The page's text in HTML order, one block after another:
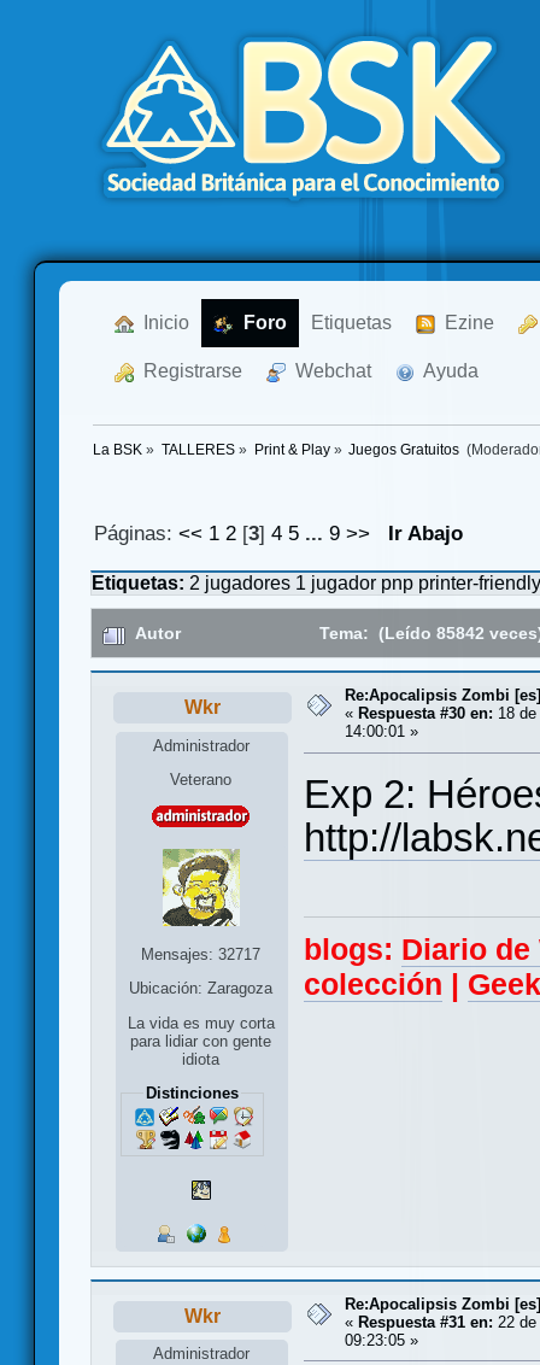
Inicio Foro Etiquetas Ezine
Registrarse Webchat Ayuda
La BSK » TALLERES» Print & Play» Juegos Gratuitos
Páginas:<< 1 2 [3]4 5 ...9 >> Ir Abajo
Etiquetas: 2 jugadores 1 jugador pnp printer-friendly
Autor Tema: (Leído 85842
Wkr
Administrador
Veterano
Mensajes: 32717
Ubicación: Zaragoza
La vida es muy corta
para lidiar con gente
idiota
Distinciones
Re:Apocalipsis Zombi [es]
« Respuesta #30 en: 18
14:00:01 »
Exp 2:
http://
blogs: Diario
colección |
Wkr
Administrador
Re:Apocalipsis Zombi [es]
« Respuesta #31 en: 22
09:23:05 »